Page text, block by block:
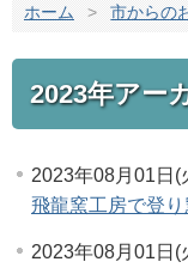
ホーム > 市からの
2023年アー
2023年08月01日(
飛龍窯工房で登
2023年08月01日(